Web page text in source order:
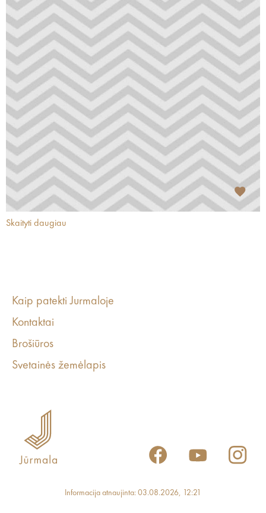
Skaityti daugiau
Kaip patekti Jurmaloje
Kontaktai
Brošiūros
Svetainės žemėlapis
Informacija atnaujinta: 03.08.2026, 12:21